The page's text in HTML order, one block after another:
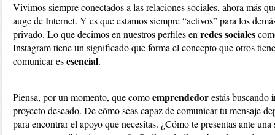
Vivimos siempre conectados a las relaciones sociales, ahora más
auge de Internet. Y es que estamos siempre “activos” para los
privado. Lo que decimos en nuestros perfiles en redes sociales
Instagram tiene un significado que forma el concepto que otros
comunicar es esencial.
Piensa, por un momento, que como emprendedor estás buscando
proyecto deseado. De cómo seas capaz de comunicar tu mensaje
para encontrar el apoyo que necesitas. ¿Cómo te presentas ante